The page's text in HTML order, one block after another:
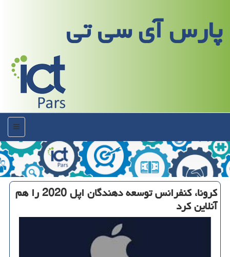
پارس آی سی تی
منو
كرونا، كنفرانس توسعه دهندگان اپل 2020 را هم
آنلاین كرد